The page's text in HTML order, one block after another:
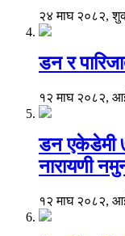
२४ माघ २०८२,
डन र
१२ माघ २०८२,
डन एकेडेमी
नारायणी
१२ माघ २०८२,